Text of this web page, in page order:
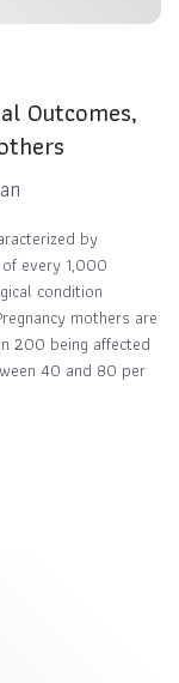
Outcomes,
by
every 1,000
condition
mothers are
200 being affected
40 and 80 per